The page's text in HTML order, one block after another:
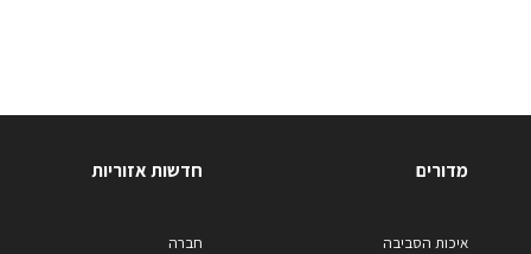
מדורים
איכות הסביבה
חדשות אזוריות
חברה